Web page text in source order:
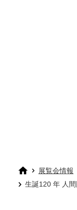
展覧会情報
生誕120 年 人